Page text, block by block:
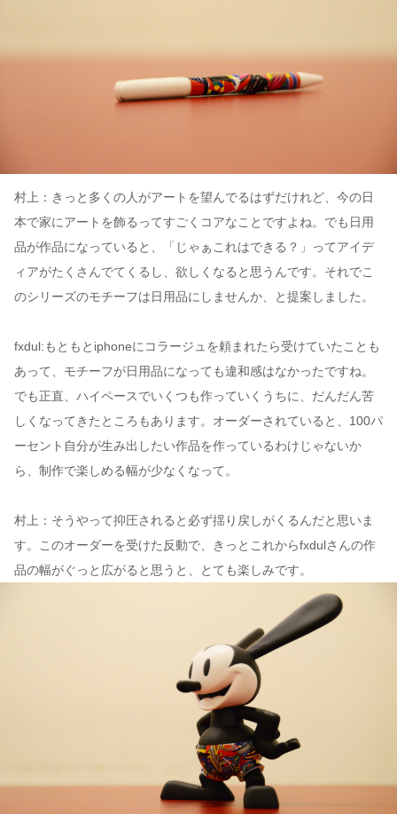
村上：きっと多くの人がアートを望んでるはずだけれど、今の日
本で家にアートを飾るってすごくコアなことですよね。でも日用
品が作品になっていると、「じゃぁこれはできる？」ってアイデ
ィアがたくさんでてくるし、欲しくなると思うんです。それでこ
のシリーズのモチーフは日用品にしませんか、と提案しました。
fxdul:もともとiphoneにコラージュを頼まれたら受けていたことも
あって、モチーフが日用品になっても違和感はなかったですね。
でも正直、ハイペースでいくつも作っていくうちに、だんだん苦
しくなってきたところもあります。オーダーされていると、100パ
ーセント自分が生み出したい作品を作っているわけじゃないか
ら、制作で楽しめる幅が少なくなって。
村上：そうやって抑圧されると必ず揺り戻しがくるんだと思いま
す。このオーダーを受けた反動で、きっとこれからfxdulさんの作
品の幅がぐっと広がると思うと、とても楽しみです。